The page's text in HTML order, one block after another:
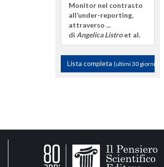
Monitor nel contrasto
all’under-reporting,
attraverso ...
di Angelica Listroet al.
Lista completa (ultimi 30 giorni)